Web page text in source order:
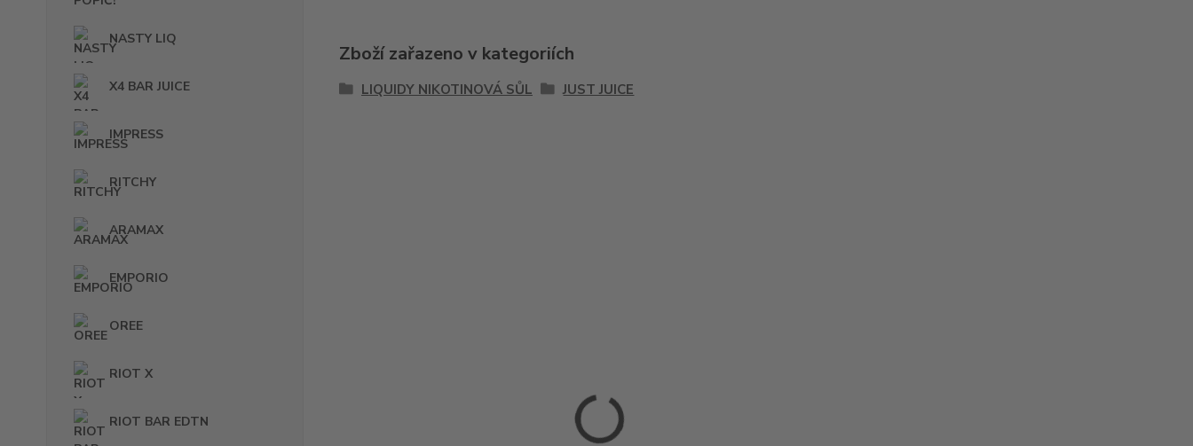
NASTY LIQ
X4 BAR JUICE
IMPRESS
RITCHY
ARAMAX
EMPORIO
OREE
RIOT X
RIOT BAR EDTN
Zboží zařazeno v kategoriích
LIQUIDY NIKOTINOVÁ SŮL JUST JUICE